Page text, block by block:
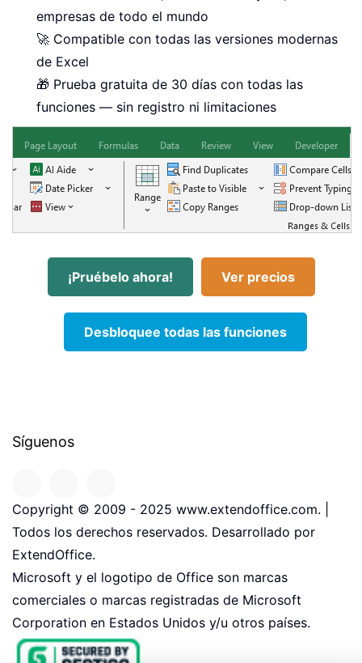
empresas de todo el mundo
🚀 Compatible con todas las versiones modernas
de Excel
🎁 Prueba gratuita de 30 días con todas las
funciones — sin registro ni limitaciones
¡Pruébelo ahora! Ver precios
Desbloquee todas las funciones
Síguenos
Copyright © 2009 - 2025 www.extendoffice.com. |
Todos los derechos reservados. Desarrollado por
ExtendOffice.
Microsoft y el logotipo de Office son marcas
comerciales o marcas registradas de Microsoft
Corporation en Estados Unidos y/u otros países.